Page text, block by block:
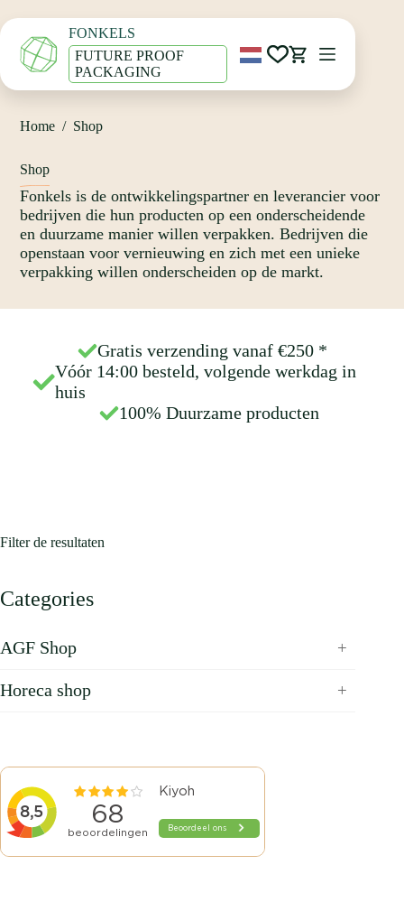
naar
inhoud
FONKELS
FUTURE PROOF
PACKAGING
Winkelwagen
Home / Shop
Shop
Fonkels is de ontwikkelingspartner en leverancier voor
bedrijven die hun producten op een onderscheidende
en duurzame manier willen verpakken. Bedrijven die
openstaan voor vernieuwing en zich met een unieke
verpakking willen onderscheiden op de markt.
Gratis verzending vanaf €250 *
Vóór 14:00 besteld, volgende werkdag in
huis
100% Duurzame producten
Filter de resultaten
Categories
AGF Shop
Horeca shop